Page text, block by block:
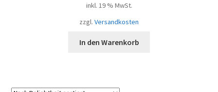
inkl. 19 % MwSt.
zzgl. Versandkosten
In den Warenkorb